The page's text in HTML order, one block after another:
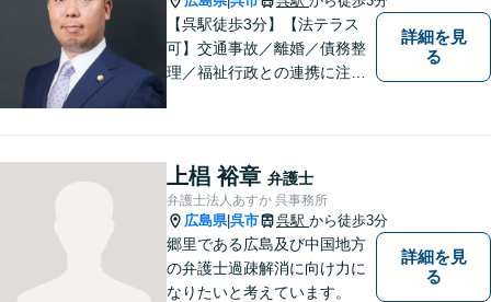
【呉駅徒歩3分】【法テラス
可】交通事故／離婚／債務整
理／福祉行政との連携に注力
し、高度な問題にも対応いた
します。まずはご相談を！
詳細を見
る
上椙 裕章 弁護士
弁護士法人あすか 呉事務所
広島県|呉市 呉駅 から徒歩3分
郷里である広島及び中国地方
の弁護士過疎解消に向け力に
なりたいと考えています。
詳細を見
る